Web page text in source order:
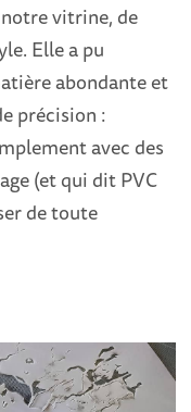
vitrine, de
Elle a pu
abondante et
précision :
avec des
(et qui dit PVC
de toute